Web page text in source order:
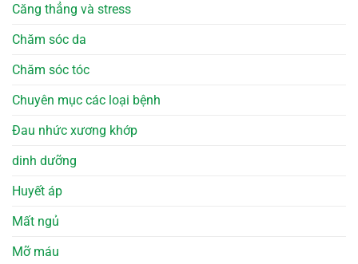
Căng thẳng và stress
Chăm sóc da
Chăm sóc tóc
Chuyên mục các loại bệnh
Đau nhức xương khớp
dinh dưỡng
Huyết áp
Mất ngủ
Mỡ máu